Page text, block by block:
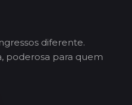
diferente.
poderosa para quem